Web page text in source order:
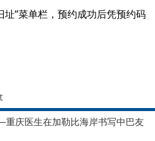
”菜单栏，预约成功后凭预约码
重庆医生在加勒比海岸书写中巴友